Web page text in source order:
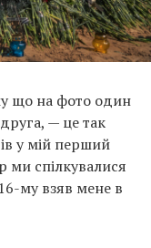
що на фото один
— це так
у мій перший
ми спілкувалися
му взяв мене в